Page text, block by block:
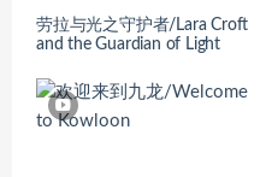
劳拉与光之守护者/Lara Croft
and the Guardian of Light